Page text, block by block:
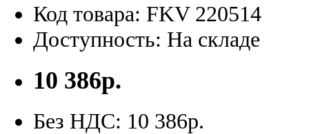
Код товара: FKV 220514
Доступность: На складе
10 386р.
Без НДС: 10 386р.